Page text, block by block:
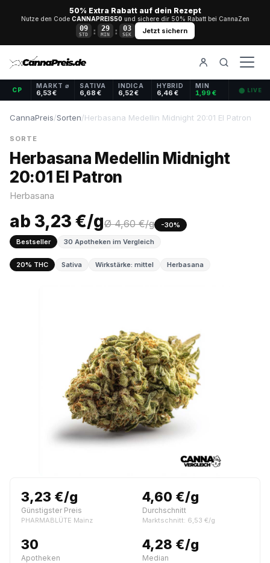
50% Extra Rabatt auf dein Rezept
Nutze den Code CANNAPREIS50und sichere dir 50% Rabatt bei CannaZen
09
STD : 29
MIN : 02
SEK Jetzt sichern
CP
MARKT ⌀
6,53 €
SATIVA
6,68 €
INDICA
6,52 €
HYBRID
6,46 €
MIN
1,99 € ⬤ LIVE
CannaPreis/Sorten/Herbasana Medellin Midnight 20:01 El Patron
SORTE
Herbasana Medellin Midnight
20:01 El Patron
Herbasana
ab 3,23 €/gØ 4,60 €/g
-30%
Bestseller
30 Apotheken im Vergleich
20% THC Sativa Wirkstärke: mittel Herbasana
3,23 €/g
Günstigster Preis
PHARMABLÜTE Mainz
4,60 €/g
Durchschnitt
Marktschnitt: 6,53 €/g
30
Apotheken
4,28 €/g
Median